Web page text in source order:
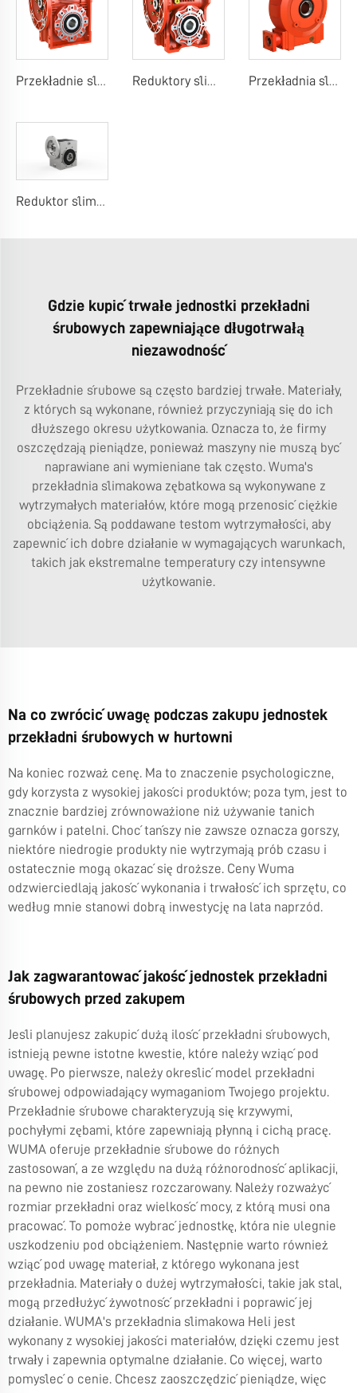
Przekładnie ślimakowe WMRV (Klasyczne Projektowanie) Reduktory ślimakowe WMRV (Unikalne Projektowanie) Przekładnia ślimakowa serii WG
Reduktor ślimakowy ze stali nierdzewnej WMSS
Gdzie kupić trwałe jednostki przekładni
śrubowych zapewniające długotrwałą
niezawodność
Przekładnie śrubowe są często bardziej trwałe. Materiały,
z których są wykonane, również przyczyniają się do ich
dłuższego okresu użytkowania. Oznacza to, że firmy
oszczędzają pieniądze, ponieważ maszyny nie muszą być
naprawiane ani wymieniane tak często. Wuma's
przekładnia ślimakowa zębatkowa są wykonywane z
wytrzymałych materiałów, które mogą przenosić ciężkie
obciążenia. Są poddawane testom wytrzymałości, aby
zapewnić ich dobre działanie w wymagających warunkach,
takich jak ekstremalne temperatury czy intensywne
użytkowanie.
Na co zwrócić uwagę podczas zakupu jednostek
przekładni śrubowych w hurtowni
Na koniec rozważ cenę. Ma to znaczenie psychologiczne,
gdy korzysta z wysokiej jakości produktów; poza tym, jest to
znacznie bardziej zrównoważione niż używanie tanich
garnków i patelni. Choć tańszy nie zawsze oznacza gorszy,
niektóre niedrogie produkty nie wytrzymają prób czasu i
ostatecznie mogą okazać się droższe. Ceny Wuma
odzwierciedlają jakość wykonania i trwałość ich sprzętu, co
według mnie stanowi dobrą inwestycję na lata naprzód.
Jak zagwarantować jakość jednostek przekładni
śrubowych przed zakupem
Jeśli planujesz zakupić dużą ilość przekładni śrubowych,
istnieją pewne istotne kwestie, które należy wziąć pod
uwagę. Po pierwsze, należy określić model przekładni
śrubowej odpowiadający wymaganiom Twojego projektu.
Przekładnie śrubowe charakteryzują się krzywymi,
pochyłymi zębami, które zapewniają płynną i cichą pracę.
WUMA oferuje przekładnie śrubowe do różnych
zastosowań, a ze względu na dużą różnorodność aplikacji,
na pewno nie zostaniesz rozczarowany. Należy rozważyć
rozmiar przekładni oraz wielkość mocy, z którą musi ona
pracować. To pomoże wybrać jednostkę, która nie ulegnie
uszkodzeniu pod obciążeniem. Następnie warto również
wziąć pod uwagę materiał, z którego wykonana jest
przekładnia. Materiały o dużej wytrzymałości, takie jak stal,
mogą przedłużyć żywotność przekładni i poprawić jej
działanie. WUMA's przekładnia ślimakowa Heli jest
wykonany z wysokiej jakości materiałów, dzięki czemu jest
trwały i zapewnia optymalne działanie. Co więcej, warto
pomyśleć o cenie. Chcesz zaoszczędzić pieniądze, więc